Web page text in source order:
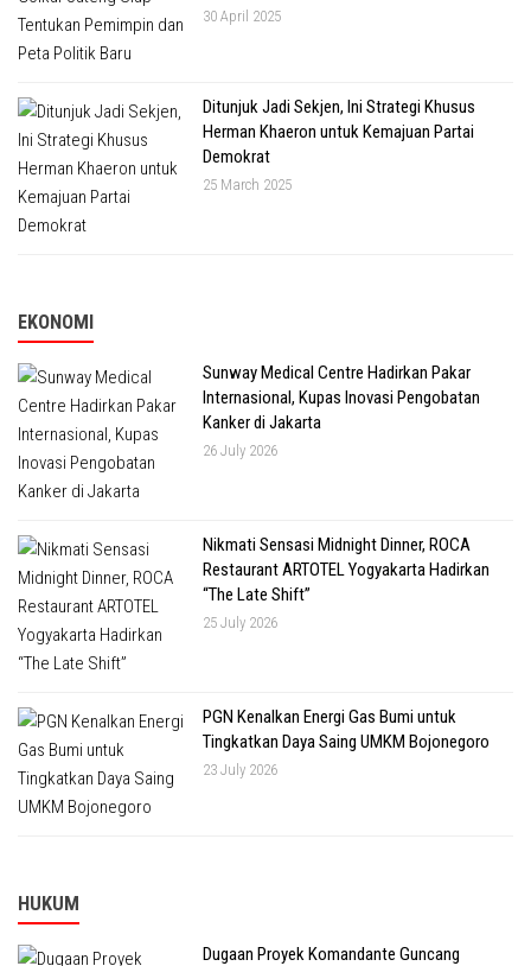
30 April 2025
Ditunjuk Jadi Sekjen, Ini Strategi Khusus
Herman Khaeron untuk Kemajuan Partai
Demokrat
25 March 2025
EKONOMI
Sunway Medical Centre Hadirkan Pakar
Internasional, Kupas Inovasi Pengobatan
Kanker di Jakarta
26 July 2026
Nikmati Sensasi Midnight Dinner, ROCA
Restaurant ARTOTEL Yogyakarta Hadirkan
“The Late Shift”
25 July 2026
PGN Kenalkan Energi Gas Bumi untuk
Tingkatkan Daya Saing UMKM Bojonegoro
23 July 2026
HUKUM
Dugaan Proyek Komandante Guncang